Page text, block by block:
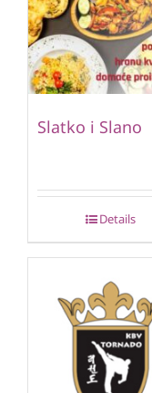
Slatko i Slano
Details